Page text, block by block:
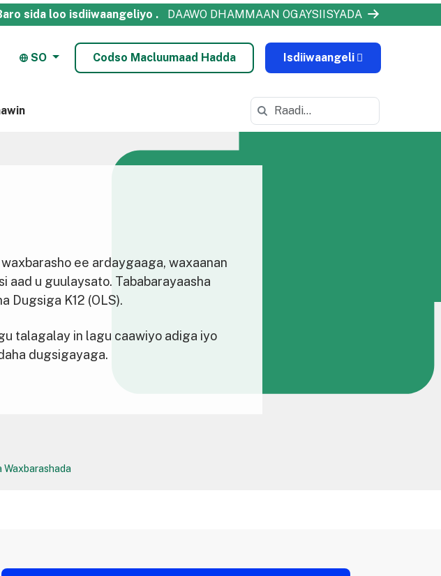
sida loo isdiiwaangeliyo . DAAWO DHAMMAAN OGAYSIISYADA
SO Codso Macluumaad Hadda Isdiiwaangeli
Ka raadi https://odls.k12.com/
ee ardaygaaga, waxaanan
aad u guulaysato. Tababarayaasha
Dugsiga K12 (OLS).
talagalay in lagu caawiyo adiga iyo
dugsigayaga.
Waxbarashada